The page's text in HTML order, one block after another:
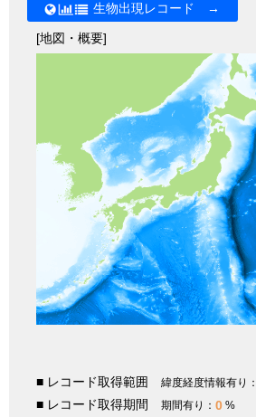
生物出現レコード →
[地図・概要]
■ レコード取得範囲 緯度経度情報有り：
■ レコード取得期間 期間有り： 0 %